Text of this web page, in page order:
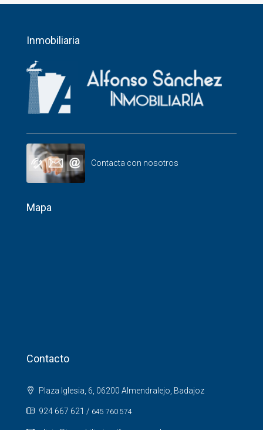
Inmobiliaria
Contacta con nosotros
Mapa
Contacto
Plaza Iglesia, 6, 06200 Almendralejo, Badajoz
924 667 621 / 645 760 574